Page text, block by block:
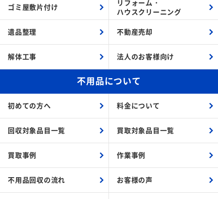
ゴミ屋敷片付け
リフォーム・
ハウスクリーニング
遺品整理 不動産売却
解体工事 法人のお客様向け
不用品について
初めての方へ 料金について
回収対象品目一覧 買取対象品目一覧
買取事例 作業事例
不用品回収の流れ お客様の声